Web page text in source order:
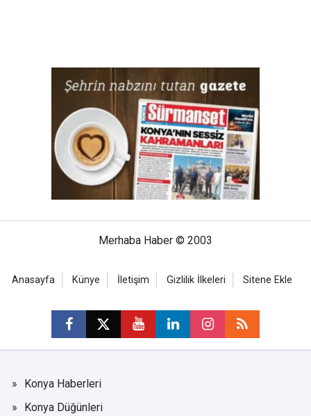
Merhaba Haber © 2003
Anasayfa Künye İletişim Gizlilik İlkeleri Sitene Ekle
Konya Haberleri
Konya Düğünleri